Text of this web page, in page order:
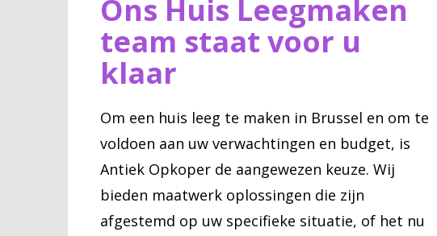
Ons Huis Leegmaken
team staat voor u
klaar
Om een huis leeg te maken in Brussel en om te
voldoen aan uw verwachtingen en budget, is
Antiek Opkoper de aangewezen keuze. Wij
bieden maatwerk oplossingen die zijn
afgestemd op uw specifieke situatie, of het nu